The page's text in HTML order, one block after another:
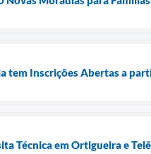
tem Inscrições Abertas a
Técnica em Ortigueira e